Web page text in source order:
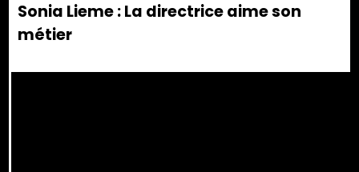
Sonia Lieme : La directrice aime son
métier